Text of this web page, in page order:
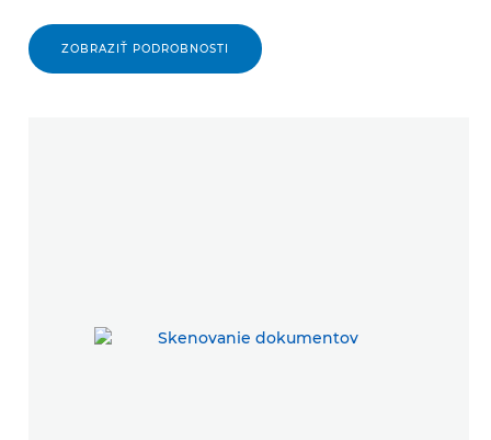
ZOBRAZIŤ PODROBNOSTI